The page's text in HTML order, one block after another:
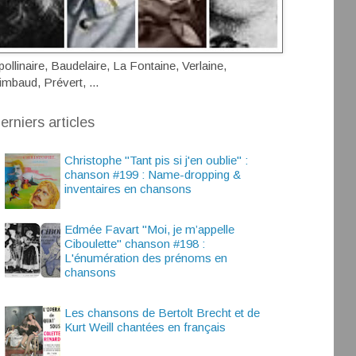
Baudelaire, La Fontaine, Verlaine,
Prévert, ...
articles
Christophe "Tant pis si j'en oublie" :
chanson #199 : Name-dropping &
inventaires en chansons
Edmée Favart "Moi, je m’appelle
Ciboulette" chanson #198 :
L'énumération des prénoms en
chansons
Les chansons de Bertolt Brecht et de
Kurt Weill chantées en français